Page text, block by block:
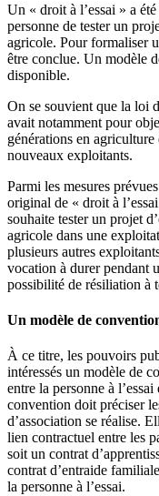
Un « droit à l’essai » a
personne de tester un
agricole. Pour formaliser
être conclue. Un modèle
disponible.
On se souvient que la loi
avait notamment pour
générations en
nouveaux exploitants.
Parmi les mesures
original de « droit à
souhaite tester un projet
agricole dans une
plusieurs autres
vocation à durer pendant
possibilité de résiliation à
Un modèle de
À ce titre, les pouvoirs
intéressés un modèle de
entre la personne à
convention doit préciser
d’association se réalise.
lien contractuel entre les
soit un contrat
contrat d’entraide
la personne à l’essai.